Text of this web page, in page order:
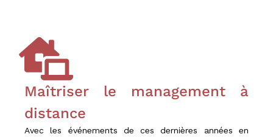
Maîtriser le management à
distance
Avec les événements de ces dernières années en